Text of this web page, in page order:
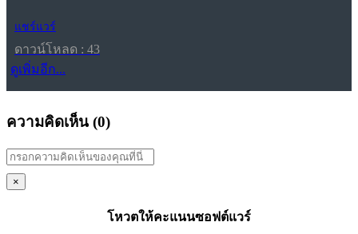
แชร์แวร์
ดาวน์โหลด : 43
ดูเพิ่มอีก...
ความคิดเห็น (0)
×
โหวตให้คะแนนซอฟต์แวร์